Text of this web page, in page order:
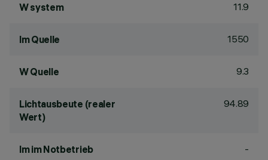
W system 11.9
lm Quelle 1550
W Quelle 9.3
Lichtausbeute (realer
Wert)
94.89
lm im Notbetrieb -